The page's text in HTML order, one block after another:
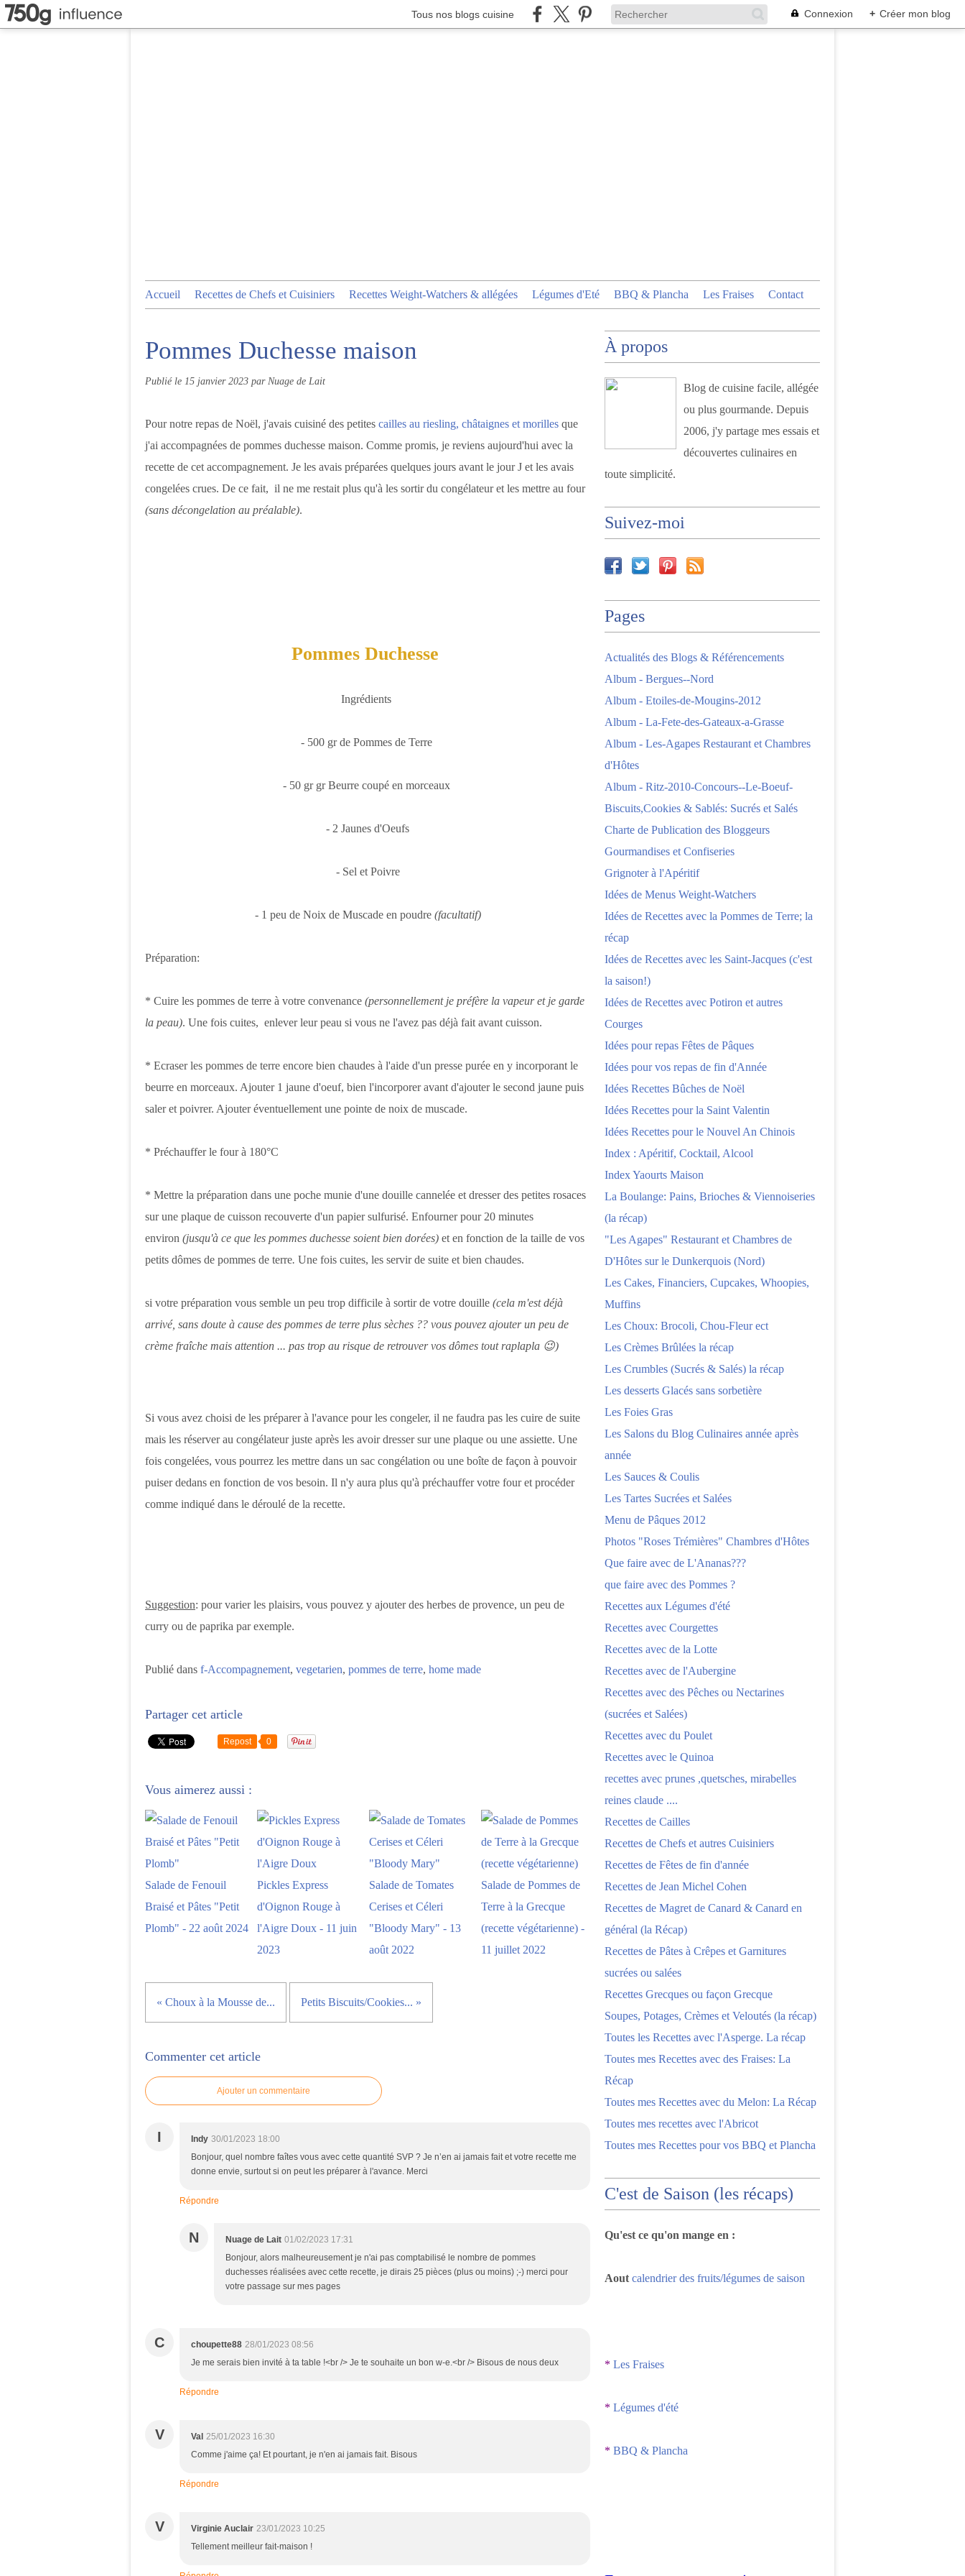
Tous nos blogs cuisine Connexion + Créer mon blog
Accueil Recettes de Chefs et Cuisiniers Recettes Weight-Watchers & allégées Légumes d'Eté BBQ & Plancha Les Fraises Contact
Pommes Duchesse maison
Publié le 15 janvier 2023 par Nuage de Lait
Pour notre repas de Noël, j'avais cuisiné des petites cailles au riesling, châtaignes et morilles que
j'ai accompagnées de pommes duchesse maison. Comme promis, je reviens aujourd'hui avec la
recette de cet accompagnement. Je les avais préparées quelques jours avant le jour J et les avais
congelées crues. De ce fait, il ne me restait plus qu'à les sortir du congélateur et les mettre au four
(sans décongelation au préalable).
Pommes Duchesse
Ingrédients
- 500 gr de Pommes de Terre
- 50 gr gr Beurre coupé en morceaux
- 2 Jaunes d'Oeufs
- Sel et Poivre
- 1 peu de Noix de Muscade en poudre (facultatif)
Préparation:
* Cuire les pommes de terre à votre convenance (personnellement je préfère la vapeur et je garde
la peau). Une fois cuites, enlever leur peau si vous ne l'avez pas déjà fait avant cuisson.
* Ecraser les pommes de terre encore bien chaudes à l'aide d'un presse purée en y incorporant le
beurre en morceaux. Ajouter 1 jaune d'oeuf, bien l'incorporer avant d'ajouter le second jaune puis
saler et poivrer. Ajouter éventuellement une pointe de noix de muscade.
* Préchauffer le four à 180°C
* Mettre la préparation dans une poche munie d'une douille cannelée et dresser des petites rosaces
sur une plaque de cuisson recouverte d'un papier sulfurisé. Enfourner pour 20 minutes
environ (jusqu'à ce que les pommes duchesse soient bien dorées) et en fonction de la taille de vos
petits dômes de pommes de terre. Une fois cuites, les servir de suite et bien chaudes.
si votre préparation vous semble un peu trop difficile à sortir de votre douille (cela m'est déjà
arrivé, sans doute à cause des pommes de terre plus sèches ?? vous pouvez ajouter un peu de
crème fraîche mais attention ... pas trop au risque de retrouver vos dômes tout raplapla 😉)
Si vous avez choisi de les préparer à l'avance pour les congeler, il ne faudra pas les cuire de suite
mais les réserver au congélateur juste après les avoir dresser sur une plaque ou une assiette. Une
fois congelées, vous pourrez les mettre dans un sac congélation ou une boîte de façon à pouvoir
puiser dedans en fonction de vos besoin. Il n'y aura plus qu'à préchauffer votre four et procéder
comme indiqué dans le déroulé de la recette.
Suggestion: pour varier les plaisirs, vous pouvez y ajouter des herbes de provence, un peu de
curry ou de paprika par exemple.
Publié dans f-Accompagnement, vegetarien, pommes de terre, home made
Partager cet article
Repost 0
Vous aimerez aussi :
Salade de Fenouil
Braisé et Pâtes "Petit
Plomb" - 22 août 2024
Pickles Express
d'Oignon Rouge à
l'Aigre Doux - 11 juin
2023
Salade de Tomates
Cerises et Céleri
"Bloody Mary" - 13
août 2022
Salade de Pommes de
Terre à la Grecque
(recette végétarienne) -
11 juillet 2022
« Choux à la Mousse de... Petits Biscuits/Cookies... »
Commenter cet article
Ajouter un commentaire
I Indy 30/01/2023 18:00
Bonjour, quel nombre faîtes vous avec cette quantité SVP ? Je n’en ai jamais fait et votre recette me
donne envie, surtout si on peut les préparer à l'avance. Merci
Répondre
N Nuage de Lait 01/02/2023 17:31
Bonjour, alors malheureusement je n'ai pas comptabilisé le nombre de pommes
duchesses réalisées avec cette recette, je dirais 25 pièces (plus ou moins) ;-) merci pour
votre passage sur mes pages
C choupette88 28/01/2023 08:56
Je me serais bien invité à ta table !<br /> Je te souhaite un bon w-e.<br /> Bisous de nous deux
Répondre
V Val 25/01/2023 16:30
Comme j'aime ça! Et pourtant, je n'en ai jamais fait. Bisous
Répondre
V Virginie Auclair 23/01/2023 10:25
Tellement meilleur fait-maison !
À propos
Blog de cuisine facile, allégée
ou plus gourmande. Depuis
2006, j'y partage mes essais et
découvertes culinaires en
toute simplicité.
Suivez-moi
Pages
Actualités des Blogs & Référencements
Album - Bergues--Nord
Album - Etoiles-de-Mougins-2012
Album - La-Fete-des-Gateaux-a-Grasse
Album - Les-Agapes Restaurant et Chambres
d'Hôtes
Album - Ritz-2010-Concours--Le-Boeuf-
Biscuits,Cookies & Sablés: Sucrés et Salés
Charte de Publication des Bloggeurs
Gourmandises et Confiseries
Grignoter à l'Apéritif
Idées de Menus Weight-Watchers
Idées de Recettes avec la Pommes de Terre; la
récap
Idées de Recettes avec les Saint-Jacques (c'est
la saison!)
Idées de Recettes avec Potiron et autres
Courges
Idées pour repas Fêtes de Pâques
Idées pour vos repas de fin d'Année
Idées Recettes Bûches de Noël
Idées Recettes pour la Saint Valentin
Idées Recettes pour le Nouvel An Chinois
Index : Apéritif, Cocktail, Alcool
Index Yaourts Maison
La Boulange: Pains, Brioches & Viennoiseries
(la récap)
"Les Agapes" Restaurant et Chambres de
D'Hôtes sur le Dunkerquois (Nord)
Les Cakes, Financiers, Cupcakes, Whoopies,
Muffins
Les Choux: Brocoli, Chou-Fleur ect
Les Crèmes Brûlées la récap
Les Crumbles (Sucrés & Salés) la récap
Les desserts Glacés sans sorbetière
Les Foies Gras
Les Salons du Blog Culinaires année après
année
Les Sauces & Coulis
Les Tartes Sucrées et Salées
Menu de Pâques 2012
Photos "Roses Trémières" Chambres d'Hôtes
Que faire avec de L'Ananas???
que faire avec des Pommes ?
Recettes aux Légumes d'été
Recettes avec Courgettes
Recettes avec de la Lotte
Recettes avec de l'Aubergine
Recettes avec des Pêches ou Nectarines
(sucrées et Salées)
Recettes avec du Poulet
Recettes avec le Quinoa
recettes avec prunes ,quetsches, mirabelles
reines claude ....
Recettes de Cailles
Recettes de Chefs et autres Cuisiniers
Recettes de Fêtes de fin d'année
Recettes de Jean Michel Cohen
Recettes de Magret de Canard & Canard en
général (la Récap)
Recettes de Pâtes à Crêpes et Garnitures
sucrées ou salées
Recettes Grecques ou façon Grecque
Soupes, Potages, Crèmes et Veloutés (la récap)
Toutes les Recettes avec l'Asperge. La récap
Toutes mes Recettes avec des Fraises: La
Récap
Toutes mes Recettes avec du Melon: La Récap
Toutes mes recettes avec l'Abricot
Toutes mes Recettes pour vos BBQ et Plancha
C'est de Saison (les récaps)
Qu'est ce qu'on mange en :
Aout calendrier des fruits/légumes de saison
* Les Fraises
* Légumes d'été
* BBQ & Plancha